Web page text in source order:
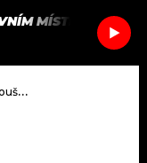
JAK
SEZNAM.CZ
MÍSTĚ BULL
Spotify